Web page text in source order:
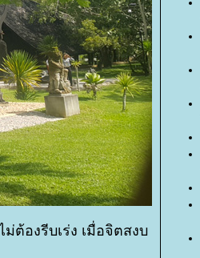
ต้องรีบเร่ง เมื่อจิตสงบ